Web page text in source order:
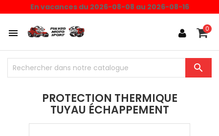
En vacances du 2026-08-08 au 2026-08-16
 0

PROTECTION THERMIQUE
TUYAU ÉCHAPPEMENT